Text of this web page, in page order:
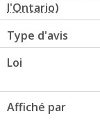
Type d'avis
Loi
Affiché par